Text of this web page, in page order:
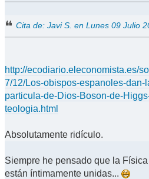
Cita de: Javi S. en Lunes 09 Julio
http://ecodiario.eleconomista.es/
7/12/Los-obispos-espanoles-dan-
particula-de-Dios-Boson-de-
teologia.html
Absolutamente ridículo.
Siempre he pensado que la
están íntimamente unidas...